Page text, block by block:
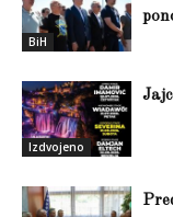
BiH
Izdvojeno